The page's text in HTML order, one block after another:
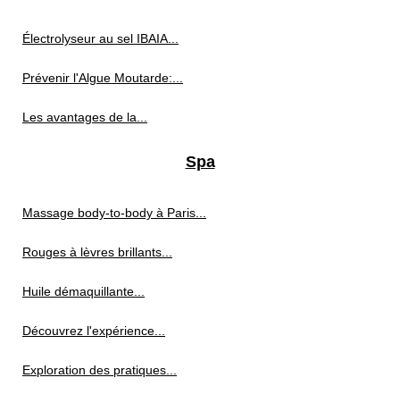
Électrolyseur au sel IBAIA...
Prévenir l'Algue Moutarde:...
Les avantages de la...
Spa
Massage body-to-body à Paris...
Rouges à lèvres brillants...
Huile démaquillante...
Découvrez l'expérience...
Exploration des pratiques...